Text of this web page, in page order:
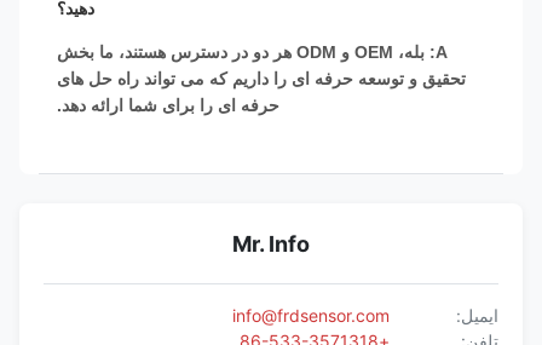
A: بله، OEM و ODM هر دو در دسترس هستند، ما بخش
تحقیق و توسعه حرفه ای را داریم که می تواند راه حل های
حرفه ای را برای شما ارائه دهد.
Mr. Info
ایمیل:
info@frdsensor.com